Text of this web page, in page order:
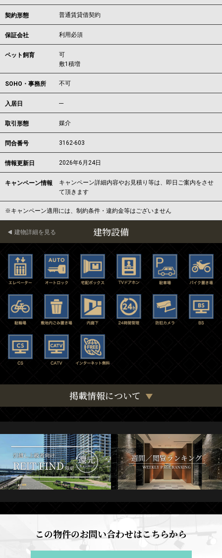
契約形態 普通賃貸借契約
保証会社 利用必須
ペット飼育
可
敷1積増
SOHO・事務所 不可
入居日 ---
取引形態 媒介
問合番号 3162-603
情報更新日 2026年6月24日
キャンペーン情報
キャンペーン詳細内容やお見積り等は、即日ご案内をさせ
て頂きます
※キャンペーン適用には、制約条件・違約金等はございません
建物設備
建物詳細を見る
掲載情報について
この物件のお問い合わせはこちらから